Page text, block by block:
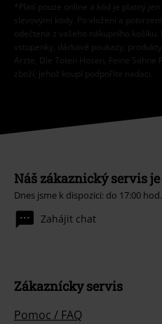
*Platí pouze online a kód je platný
slevovými kódy. Po vložení a
odečtena z vašeho nákupního
vstupenky, dárkové poukazy,
Ärzte, Die Toten Hosen, Feine Sahne
zboží, jehož koupí podpoříte nadaci.
Náš zákaznický servis
Dnes jsme k dispozici: do 17:00 hod.
Zahájit chat
Zákaznícky servis
Pomoc / FAQ